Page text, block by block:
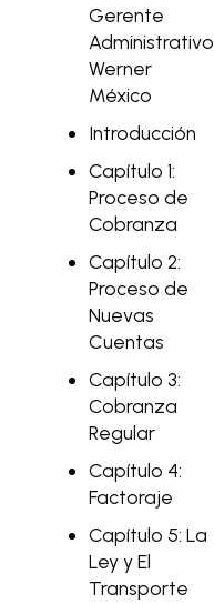
Gerente
Administrativo
Werner
México
Introducción
Capítulo 1:
Proceso de
Cobranza
Capítulo 2:
Proceso de
Nuevas
Cuentas
Capítulo 3:
Cobranza
Regular
Capítulo 4:
Factoraje
Capítulo 5: La
Ley y El
Transporte